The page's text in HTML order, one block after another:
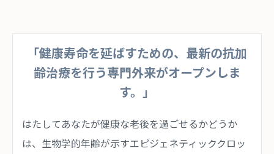
「健康寿命を延ばすための、最新の抗加
齢治療を行う専門外来がオープンしま
す。」
はたしてあなたが健康な老後を過ごせるかどうか
は、生物学的年齢が示すエピジェネティッククロッ